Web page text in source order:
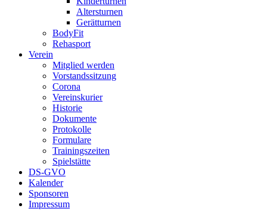
Altersturnen
Gerätturnen
BodyFit
Rehasport
Verein
Mitglied werden
Vorstandssitzung
Corona
Vereinskurier
Historie
Dokumente
Protokolle
Formulare
Trainingszeiten
Spielstätte
DS-GVO
Kalender
Sponsoren
Impressum